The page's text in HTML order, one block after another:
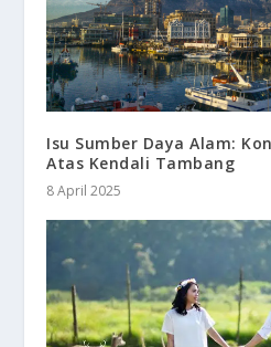
Isu Sumber Daya Alam:
Atas Kendali Tambang
8 April 2025